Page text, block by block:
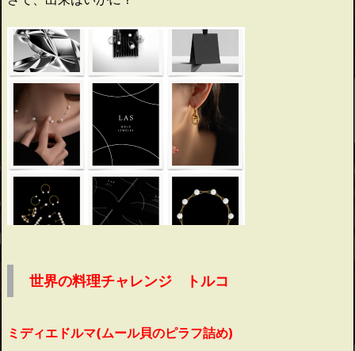
世界の料理チャレンジ トルコ
ミディエドルマ(ムール貝のピラフ詰め)